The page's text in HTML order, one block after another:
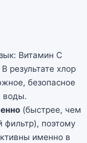
Витамин С
результате хлор
безопасное
воды.
(быстрее, чем
фильтр), поэтому
именно в